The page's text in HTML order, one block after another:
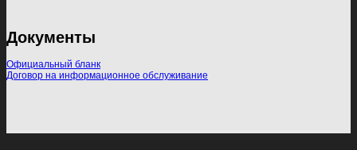
Документы
Официальный бланк
Договор на информационное обслуживание